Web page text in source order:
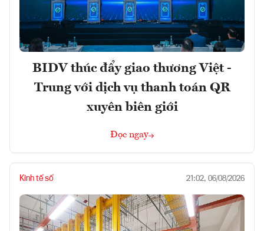
BIDV thúc đẩy giao thương Việt -
Trung với dịch vụ thanh toán QR
xuyên biên giới
Đọc ngay
Kinh tế số 21:02, 06/08/2026